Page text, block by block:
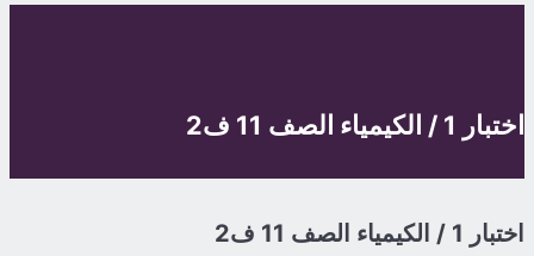
اختبار 1 / الكيمياء الصف 11 ف2
اختبار 1 / الكيمياء الصف 11 ف2